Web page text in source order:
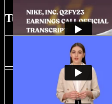
Tutorial Δημιουργού